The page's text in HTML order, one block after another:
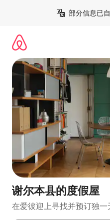
部分信息已自
谢尔本县的度假屋
在爱彼迎上寻找并预订独